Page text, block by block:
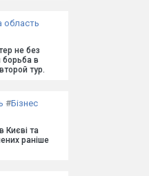
область
не без
в
тур.
#Бізнес
Києві та
раніше